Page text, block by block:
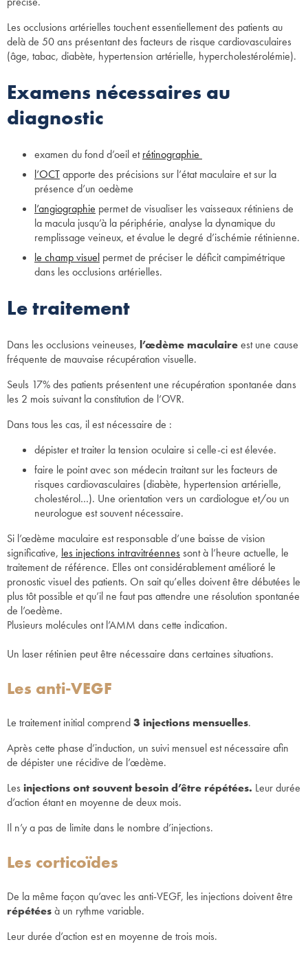
Les occlusions artérielles touchent essentiellement des patients au
delà de 50 ans présentant des facteurs de risque cardiovasculaires
(âge, tabac, diabète, hypertension artérielle, hypercholestérolémie).
Examens nécessaires au
diagnostic
examen du fond d’oeil etrétinographie
l’OCTapporte des précisions sur l’état maculaire et sur la
présence d’un oedème
l’angiographie permet de visualiser les vaisseaux rétiniens de
la macula jusqu’à la périphérie, analyse la dynamique du
remplissage veineux, et évalue le degré d’ischémie rétinienne.
le champ visuel permet de préciser le déficit campimétrique
dans les occlusions artérielles.
Le traitement
Dans les occlusions veineuses, l’œdème maculaireest une cause
fréquente de mauvaise récupération visuelle.
Seuls 17% des patients présentent une récupération spontanée dans
les 2 mois suivant la constitution de l’OVR.
Dans tous les cas, il est nécessaire de :
dépister et traiter la tension oculaire si celle-ci est élevée.
faire le point avec son médecin traitant sur les facteurs de
risques cardiovasculaires (diabète, hypertension artérielle,
cholestérol…). Une orientation vers un cardiologue et/ou un
neurologue est souvent nécessaire.
Si l’œdème maculaire est responsable d’une baisse de vision
significative, les injections intravitréennessont à l’heure actuelle, le
traitement de référence. Elles ont considérablement amélioré le
pronostic visuel des patients. On sait qu’elles doivent être débutées le
plus tôt possible et qu’il ne faut pas attendre une résolution spontanée
de l’oedème.
Plusieurs molécules ont l’AMM dans cette indication.
Un laser rétinien peut être nécessaire dans certaines situations.
Les anti-VEGF
Le traitement initial comprend3 injections mensuelles.
Après cette phase d’induction, un suivi mensuel est nécessaire afin
de dépister une récidive de l’œdème.
Les injections ont souvent besoin d’être répétées. Leur durée
d’action étant en moyenne de deux mois.
Il n’y a pas de limite dans le nombre d’injections.
Les corticoïdes
De la même façon qu’avec les anti-VEGF, les injections doivent être
répétéesà un rythme variable.
Leur durée d’action est en moyenne de trois mois.